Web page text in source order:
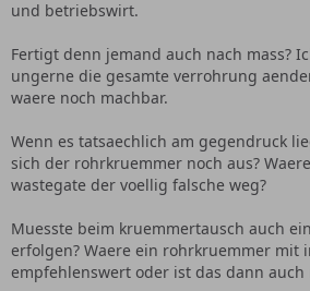
und betriebswirt.
Fertigt denn jemand auch nach mass?
ungerne die gesamte verrohrung
waere noch machbar.
Wenn es tatsaechlich am gegendruck
sich der rohrkruemmer noch aus?
wastegate der voellig falsche weg?
Muesste beim kruemmertausch auch
erfolgen? Waere ein rohrkruemmer mit
empfehlenswert oder ist das dann